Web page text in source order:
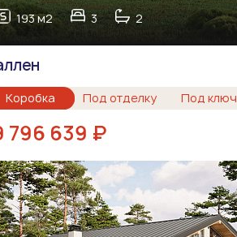
193 м2 3 2
Коробка Под отделку Под ключ
796 639 ₽